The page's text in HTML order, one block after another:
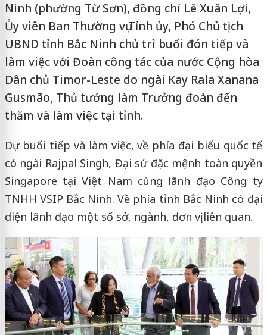
Ninh (phường Từ Sơn), đồng chí Lê Xuân Lợi,
Ủy viên Ban Thường vụ Tỉnh ủy, Phó Chủ tịch
UBND tỉnh Bắc Ninh chủ trì buổi đón tiếp và
làm việc với Đoàn công tác của nước Cộng hòa
Dân chủ Timor-Leste do ngài Kay Rala Xanana
Gusmão, Thủ tướng làm Trưởng đoàn đến
thăm và làm việc tại tỉnh.
Dự buổi tiếp và làm việc, về phía đại biểu quốc tế
có ngài Rajpal Singh, Đại sứ đặc mệnh toàn quyền
Singapore tại Việt Nam cùng lãnh đạo Công ty
TNHH VSIP Bắc Ninh. Về phía tỉnh Bắc Ninh có đại
diện lãnh đạo một số sở, ngành, đơn vị liên quan.